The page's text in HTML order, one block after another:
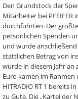
Den Grundstock der
Mitarbeiter bei PFEIFER
durchführten. Der
persönlichen Spenden
und wurde
stattlichen Betrag von
wurde in diesem Jahr
Euro kamen im
HITRADIO RT 1 bereits
zu Gute. Die „Kartei der